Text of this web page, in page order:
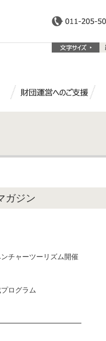
ガジン
チャーツーリズム開催
ログラム